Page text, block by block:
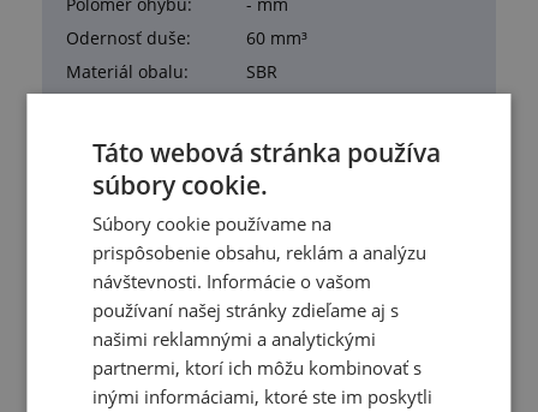
Odernosť duše:
60 mm³
Materiál obalu:
SBR
Pracovná teplota:
-35/+80 °C
Farba:
40,00 m
Služby
Táto webová stránka používa
súbory cookie.
Súbory cookie používame na
prispôsobenie obsahu, reklám a analýzu
návštevnosti. Informácie o vašom
používaní našej stránky zdieľame aj s
našimi reklamnými a analytickými
partnermi, ktorí ich môžu kombinovať s
inými informáciami, ktoré ste im poskytli